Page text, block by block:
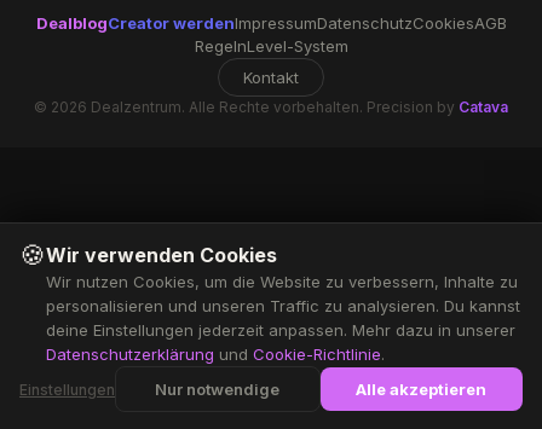
DealblogCreator werdenImpressumDatenschutzCookiesAGB
RegelnLevel-System
Kontakt
© 2026 Dealzentrum. Alle Rechte vorbehalten. Precision by Catava
🍪Wir verwenden Cookies
Wir nutzen Cookies, um die Website zu verbessern, Inhalte zu
personalisieren und unseren Traffic zu analysieren. Du kannst
deine Einstellungen jederzeit anpassen. Mehr dazu in unserer
Datenschutzerklärung und Cookie-Richtlinie.
Einstellungen Nur notwendige Alle akzeptieren